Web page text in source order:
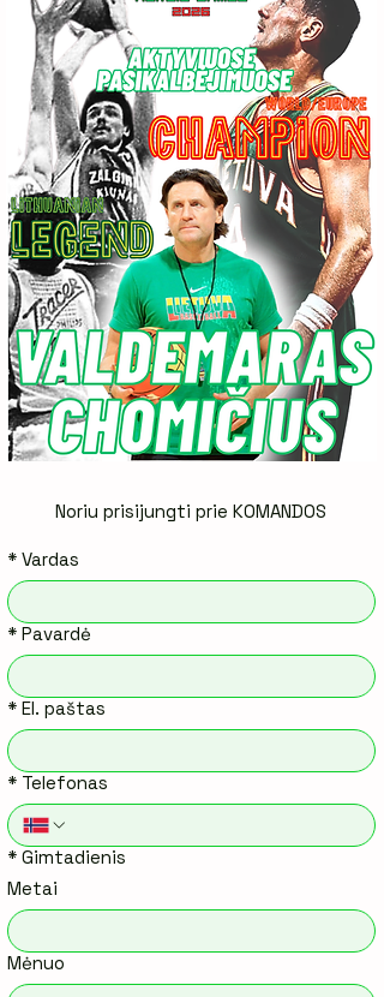
Noriu prisijungti prie KOMANDOS
* Vardas
* Pavardė
* El. paštas
* Telefonas
* Gimtadienis
Metai
Mėnuo